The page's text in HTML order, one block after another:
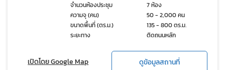
จำนวนห้องประชุม
7 ห้อง
ความจุ (คน)
50 - 2,000 คน
ขนาดพื้นที่ (ตร.ม.)
135 - 800 ตร.ม.
ระยะทาง
ติดถนนหลัก
เปิดโดย Google Map ดูข้อมูลสถานที่